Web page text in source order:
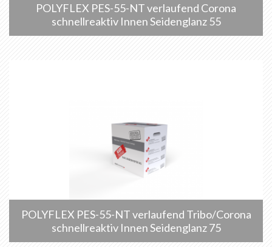
POLYFLEX PES-55-NT verlaufend Corona
schnellreaktiv Innen Seidenglanz 55
POLYFLEX PES-55-NT verlaufend Tribo/Corona
schnellreaktiv Innen Seidenglanz 75